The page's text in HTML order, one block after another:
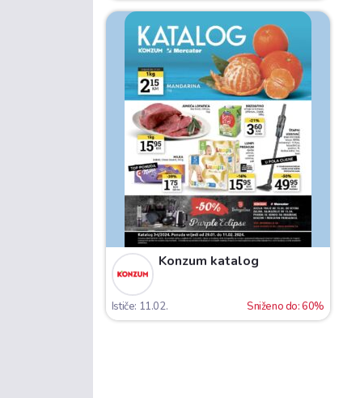
Konzum katalog
Ističe: 11.02. Sniženo do: 60%